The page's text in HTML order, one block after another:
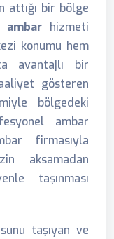
attığı bir bölge
ambarhizmeti
konumu hem
avantajlı bir
gösteren
bölgedeki
ambar
firmasıyla
aksamadan
taşınması
taşıyan ve